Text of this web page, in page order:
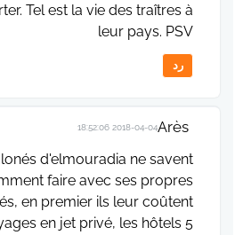
Tel est la vie des traîtres à
leur pays. PSV
رد
Arès
2018-04-04 18:52:06
d'elmouradia ne savent
faire avec ses propres
en premier ils leur coûtent
en jet privé, les hôtels 5